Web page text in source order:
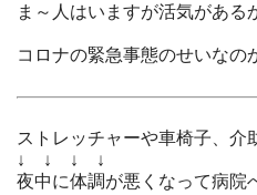
ま～人はいますが活気がある
コロナの緊急事態のせいなの
ストレッチャーや車椅子、介
↓ ↓ ↓ ↓
夜中に体調が悪くなって病